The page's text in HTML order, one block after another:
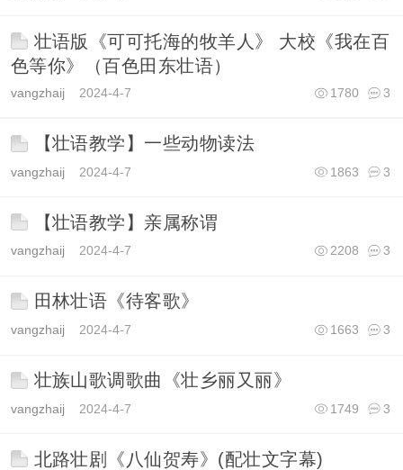
壮语版《可可托海的牧羊人》 大校《我在百
色等你》（百色田东壮语）
vangzhaij 2024-4-7 3
1780
【壮语教学】一些动物读法
vangzhaij 2024-4-7 3
1863
【壮语教学】亲属称谓
vangzhaij 2024-4-7 3
2208
田林壮语《待客歌》
vangzhaij 2024-4-7 3
1663
壮族山歌调歌曲《壮乡丽又丽》
vangzhaij 2024-4-7 3
1749
北路壮剧《八仙贺寿》(配壮文字幕)